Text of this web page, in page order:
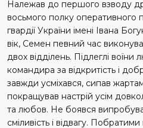
Належав до першого взводу
восьмого полку оперативного
гвардії України імені Івана
вік, Семен певний час
двох відділень. Підлеглі
командира за відкритість і
завжди усміхався, сипав
покращував настрій усім
та любов. Не боявся
сміливість і відвагу.